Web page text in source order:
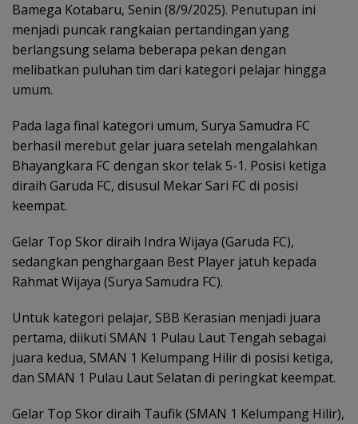
Bamega Kotabaru, Senin (8/9/2025). Penutupan ini
menjadi puncak rangkaian pertandingan yang
berlangsung selama beberapa pekan dengan
melibatkan puluhan tim dari kategori pelajar hingga
umum.
Pada laga final kategori umum, Surya Samudra FC
berhasil merebut gelar juara setelah mengalahkan
Bhayangkara FC dengan skor telak 5-1. Posisi ketiga
diraih Garuda FC, disusul Mekar Sari FC di posisi
keempat.
Gelar Top Skor diraih Indra Wijaya (Garuda FC),
sedangkan penghargaan Best Player jatuh kepada
Rahmat Wijaya (Surya Samudra FC).
Untuk kategori pelajar, SBB Kerasian menjadi juara
pertama, diikuti SMAN 1 Pulau Laut Tengah sebagai
juara kedua, SMAN 1 Kelumpang Hilir di posisi ketiga,
dan SMAN 1 Pulau Laut Selatan di peringkat keempat.
Gelar Top Skor diraih Taufik (SMAN 1 Kelumpang Hilir),